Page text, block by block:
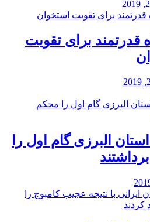
قدرتمند برای تقویت
البرزی گام اول را